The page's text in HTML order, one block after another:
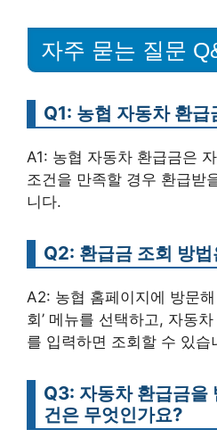
자주 묻는 질문
Q1: 농협 자동차 환
A1: 농협 자동차 환급금은
조건을 만족할 경우 환급받
니다.
Q2: 환급금 조회 방
A2: 농협 홈페이지에 방문
회’ 메뉴를 선택하고, 자동
를 입력하면 조회할 수 있습
Q3: 자동차 환급금을
건은 무엇인가요?